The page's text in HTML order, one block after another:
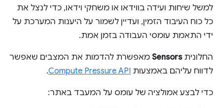
למשל שיחות ועידה בווידאו או משחקי וידאו, כדי לנצל את
כל כוח העיבוד הזמין, ועדיין לשמור על היענות המערכת על
ידי התאמת עומסי העבודה בזמן אמת.
החלוניתSensors מאפשרת להדמות את המצבים שאפשר
לדווח עליהם באמצעות Compute Pressure API
.
כדי לבצע אמולציה של עומס על המעבד באתר: